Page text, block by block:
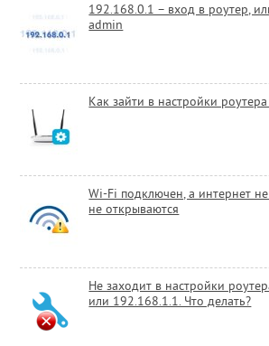
192.168.0.1 – вход в роутер,
admin
Как зайти в настройки
Wi-Fi подключен, а интернет
не открываются
Не заходит в настройки
или 192.168.1.1. Что делать?